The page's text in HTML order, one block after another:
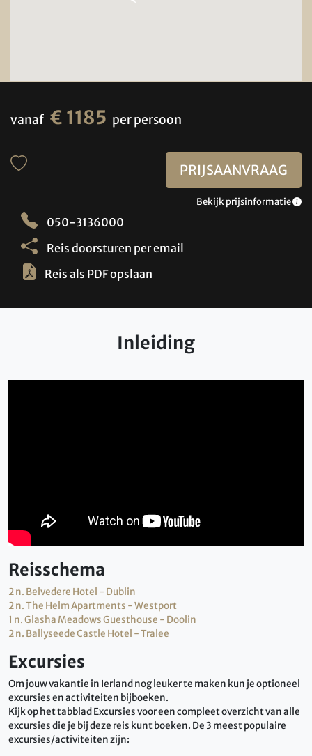
vanaf € 1185 per persoon
PRIJSAANVRAAG
Bekijk prijsinformatie
050-3136000
Reis doorsturen per email
Reis als PDF opslaan
Inleiding
Reisschema
2 n. Belvedere Hotel - Dublin
2 n. The Helm Apartments - Westport
1 n. Glasha Meadows Guesthouse - Doolin
2 n. Ballyseede Castle Hotel - Tralee
Excursies
Om jouw vakantie in Ierland nog leuker te maken kun je optioneel
excursies en activiteiten bijboeken.
Kijk op het tabblad Excursies voor een compleet overzicht van alle
excursies die je bij deze reis kunt boeken. De 3 meest populaire
excursies/activiteiten zijn: